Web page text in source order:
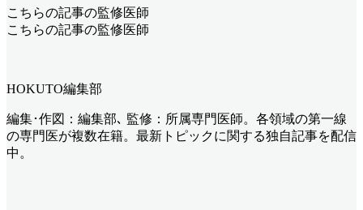
こちらの記事の監修医師
こちらの記事の監修医師
HOKUTO編集部
編集･作図：編集部､ 監修：所属専門医師。各領域の第一線
の専門医が複数在籍。最新トピックに関する独自記事を配信
中。